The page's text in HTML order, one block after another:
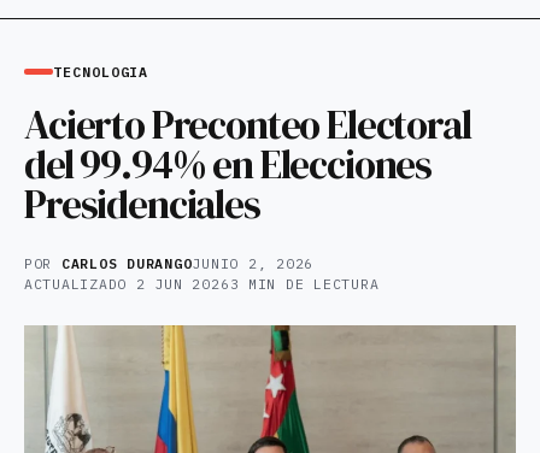
TECNOLOGIA
Acierto Preconteo Electoral
del 99.94% en Elecciones
Presidenciales
POR CARLOS DURANGOJUNIO 2, 2026
ACTUALIZADO 2 JUN 2026 3 MIN DE LECTURA